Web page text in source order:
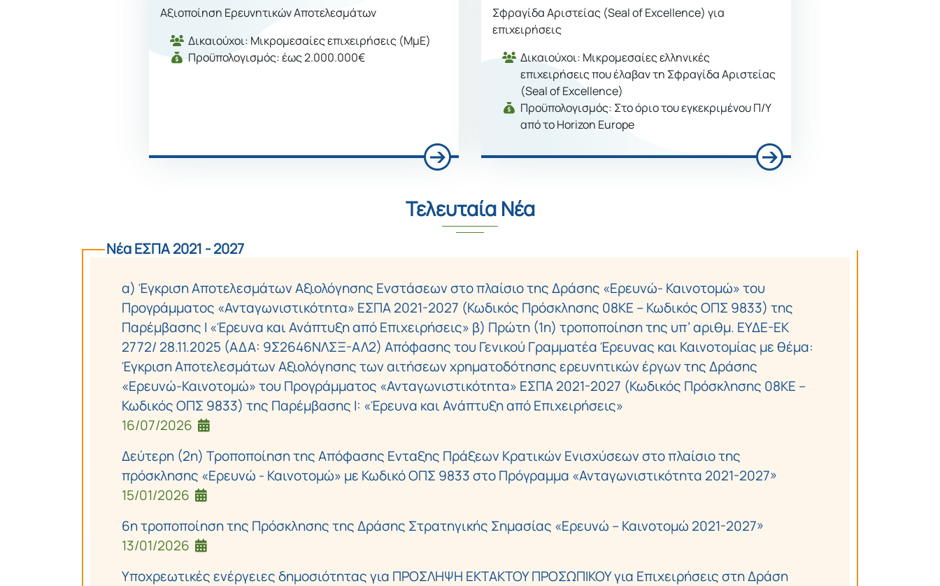
Αξιοποίηση Ερευνητικών Αποτελεσμάτων
Δικαιούχοι: Mικρομεσαίες επιχειρήσεις (ΜμΕ)
Προϋπολογισμός: έως 2.000.000€
Σφραγίδα Αριστείας (Seal of Excellence) για
επιχειρήσεις
Δικαιούχοι: Mικρομεσαίες ελληνικές
επιχειρήσεις που έλαβαν τη Σφραγίδα Αριστείας
(Seal of Excellence)
Προϋπολογισμός: Στο όριο του εγκεκριμένου Π/Υ
από το Horizon Europe
Τελευταία Νέα
Νέα ΕΣΠΑ 2021 - 2027
α) Έγκριση Αποτελεσμάτων Αξιολόγησης Ενστάσεων στο πλαίσιο της Δράσης «Ερευνώ- Καινοτομώ» του
Προγράμματος «Ανταγωνιστικότητα» ΕΣΠΑ 2021-2027 (Κωδικός Πρόσκλησης 08ΚΕ – Κωδικός ΟΠΣ 9833) της
Παρέμβασης I «Έρευνα και Ανάπτυξη από Επιχειρήσεις» β) Πρώτη (1η) τροποποίηση της υπ’ αριθμ. ΕΥΔΕ-ΕΚ
2772/ 28.11.2025 (ΑΔΑ: 9Σ2646ΝΛΣΞ-ΑΛ2) Απόφασης του Γενικού Γραμματέα Έρευνας και Καινοτομίας με θέμα:
Έγκριση Αποτελεσμάτων Αξιολόγησης των αιτήσεων χρηματοδότησης ερευνητικών έργων της Δράσης
«Ερευνώ-Καινοτομώ» του Προγράμματος «Ανταγωνιστικότητα» ΕΣΠΑ 2021-2027 (Κωδικός Πρόσκλησης 08ΚΕ –
Κωδικός ΟΠΣ 9833) της Παρέμβασης Ι: «Έρευνα και Ανάπτυξη από Επιχειρήσεις»
16/07/2026
Δεύτερη (2η) Τροποποίηση της Απόφασης Ενταξης Πράξεων Κρατικών Ενισχύσεων στο πλαίσιο της
πρόσκλησης «Ερευνώ - Καινοτομώ» με Κωδικό ΟΠΣ 9833 στο Πρόγραμμα «Ανταγωνιστικότητα 2021-2027»
15/01/2026
6η τροποποίηση της Πρόσκλησης της Δράσης Στρατηγικής Σημασίας «Ερευνώ – Καινοτομώ 2021-2027»
13/01/2026
Υποχρεωτικές ενέργειες δημοσιότητας για ΠΡΟΣΛΗΨΗ ΕΚΤΑΚΤΟΥ ΠΡΟΣΩΠΙΚΟΥ για Επιχειρήσεις στη Δράση